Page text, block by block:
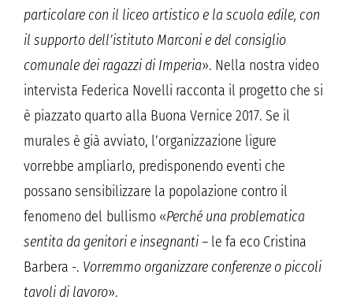
particolare con il liceo artistico e la scuola edile, con
il supporto dell’istituto Marconi e del consiglio
comunale dei ragazzi di Imperia». Nella nostra video
intervista Federica Novelli racconta il progetto che si
è piazzato quarto alla Buona Vernice 2017. Se il
murales è già avviato, l’organizzazione ligure
vorrebbe ampliarlo, predisponendo eventi che
possano sensibilizzare la popolazione contro il
fenomeno del bullismo «Perché una problematica
sentita da genitori e insegnanti– le fa eco Cristina
Barbera -. Vorremmo organizzare conferenze o piccoli
tavoli di lavoro».